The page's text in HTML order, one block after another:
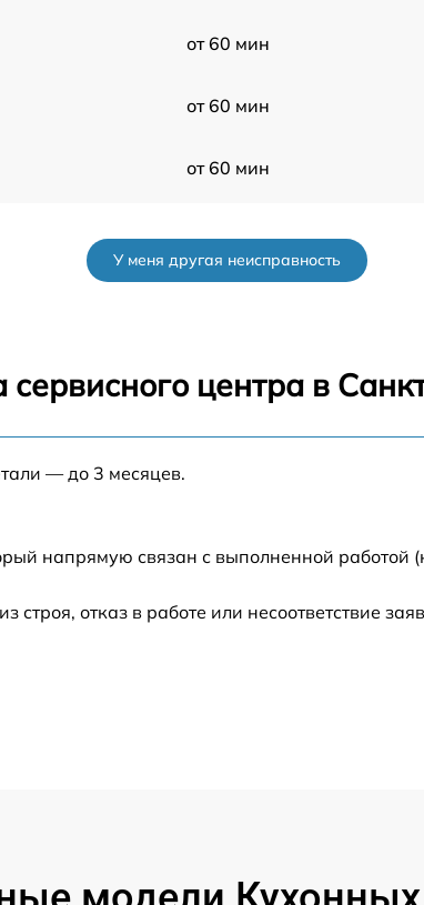
от 60 мин
от 60 мин
от 60 мин
от 60 мин
У меня другая неисправность
сервисного центра в
— до 3 месяцев.
напрямую связан с выполненной работой
отказ в работе или несоответствие